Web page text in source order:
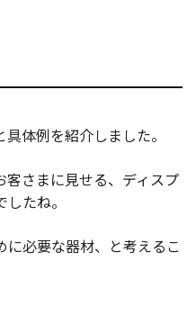
体例を紹介しました。
客さまに見せる、ディスプ
たね。
必要な器材、と考えるこ